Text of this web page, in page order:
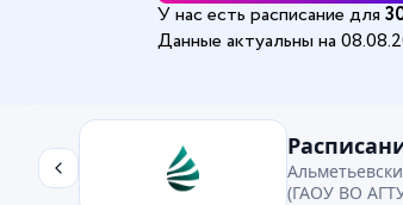
У нас есть расписание для
Данные актуальны на
Альметьевский государственный
(ГАОУ ВО